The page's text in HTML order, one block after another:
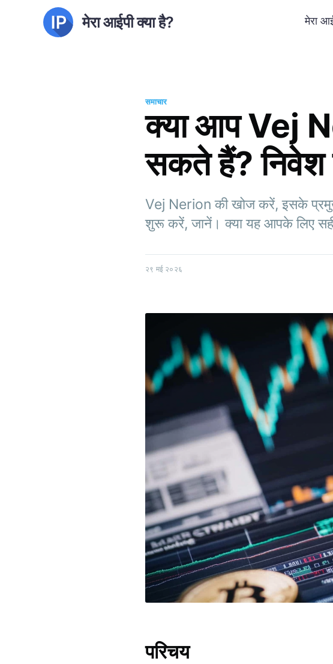
मेरा आईपी क्या है? मेरा
समाचार
क्या आप Vej
सकते हैं? निवेश
Vej Nerion की खोज करें, इसके
शुरू करें, जानें। क्या यह आपके लिए
२९ मई २०२६
परिचय